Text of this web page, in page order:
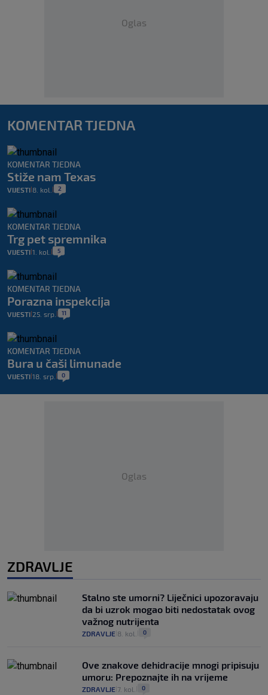
Oglas
KOMENTAR TJEDNA
KOMENTAR TJEDNA
Stiže nam Texas
VIJESTI 8. kol. 2
KOMENTAR TJEDNA
Trg pet spremnika
VIJESTI 1. kol. 5
KOMENTAR TJEDNA
Porazna inspekcija
VIJESTI 25. srp. 11
KOMENTAR TJEDNA
Bura u čaši limunade
VIJESTI 18. srp. 0
Oglas
ZDRAVLJE
Stalno ste umorni? Liječnici upozoravaju
da bi uzrok mogao biti nedostatak ovog
važnog nutrijenta
ZDRAVLJE 8. kol. 0
Ove znakove dehidracije mnogi pripisuju
umoru: Prepoznajte ih na vrijeme
ZDRAVLJE 7. kol. 0